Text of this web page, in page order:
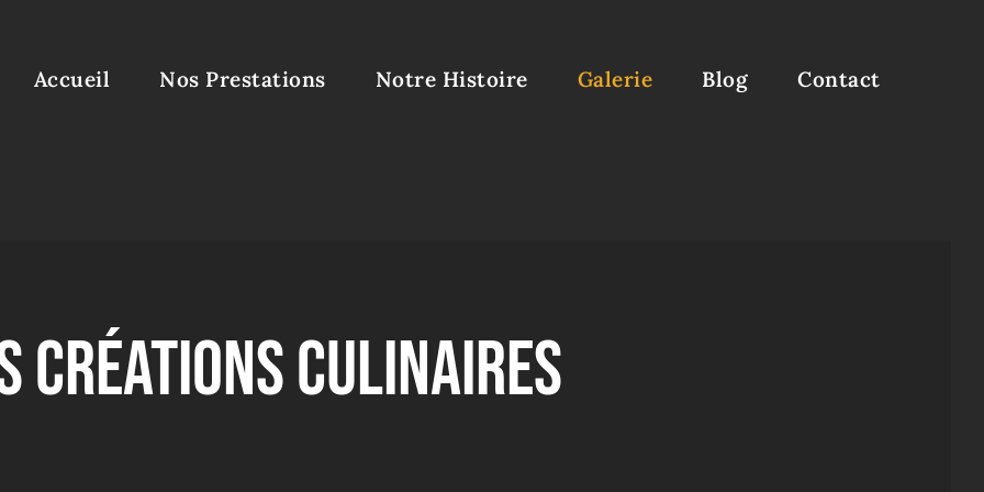
Accueil Nos Prestations Notre Histoire Galerie Blog Contact
Créations Culinaires